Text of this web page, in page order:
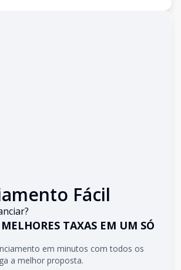
Fácil
TAXAS EM UM SÓ
em minutos com todos os
a melhor proposta.